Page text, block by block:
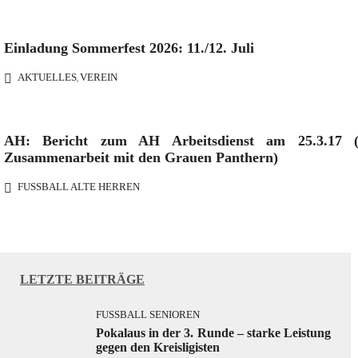
Einladung Sommerfest 2026: 11./12. Juli
AKTUELLES, VEREIN
AH: Bericht zum AH Arbeitsdienst am 25.3.17
Zusammenarbeit mit den Grauen Panthern)
FUSSBALL ALTE HERREN
LETZTE BEITRÄGE
FUSSBALL SENIOREN
Pokalaus in der 3. Runde – starke Leistung
gegen den Kreisligisten